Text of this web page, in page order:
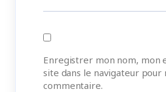
Enregistrer mon nom, mon
site dans le navigateur pour
commentaire.